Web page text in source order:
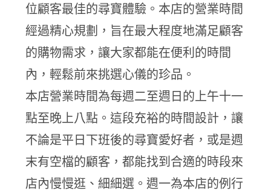
位顧客最佳的尋寶體驗。本店的營業時間
經過精心規劃，旨在最大程度地滿足顧客
的購物需求，讓大家都能在便利的時間
內，輕鬆前來挑選心儀的珍品。
本店營業時間為每週二至週日的上午十一
點至晚上八點。這段充裕的時間設計，讓
不論是平日下班後的尋寶愛好者，或是週
末有空檔的顧客，都能找到合適的時段來
店內慢慢逛、細細選。週一為本店的例行